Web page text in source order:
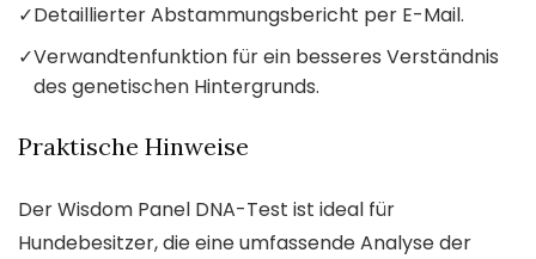
✓Detaillierter Abstammungsbericht per E-Mail.
✓Verwandtenfunktion für ein besseres Verständnis
des genetischen Hintergrunds.
Praktische Hinweise
Der Wisdom Panel DNA-Test ist ideal für
Hundebesitzer, die eine umfassende Analyse der